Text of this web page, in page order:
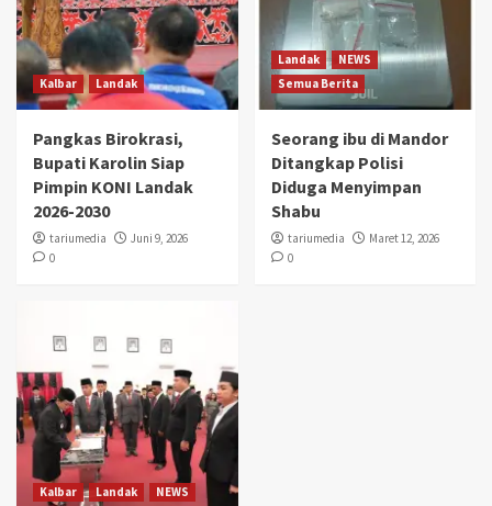
Kalbar Landak
Pangkas Birokrasi,
Bupati Karolin Siap
Pimpin KONI Landak
2026-2030
tariumedia
Juni 9, 2026
0
Landak
NEWS
Semua Berita
Seorang ibu di Mandor
Ditangkap Polisi
Diduga Menyimpan
Shabu
tariumedia
Maret 12, 2026
0
Kalbar Landak
NEWS